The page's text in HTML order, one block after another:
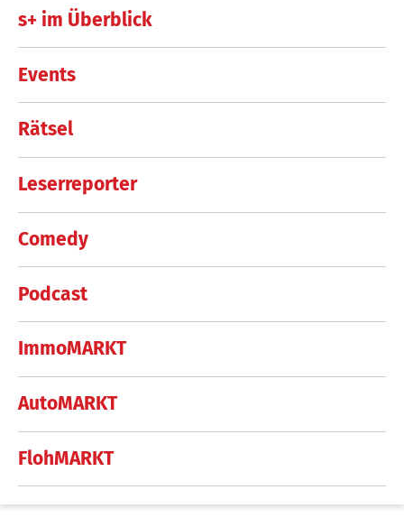
s+ im Überblick
Events
Rätsel
Leserreporter
Comedy
Podcast
ImmoMARKT
AutoMARKT
FlohMARKT